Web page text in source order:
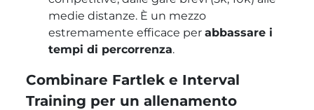
medie distanze. È un mezzo
estremamente efficace perabbassare i
tempi di percorrenza.
Combinare Fartlek e Interval
Training per un allenamento